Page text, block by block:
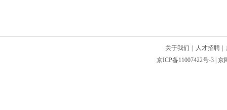
关于我们 人才招聘
京ICP备11007422号-3 |